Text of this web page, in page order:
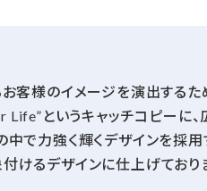
様のイメージを演出するため
というキャッチコピーに、
中で力強く輝くデザインを採
るデザインに仕上げており